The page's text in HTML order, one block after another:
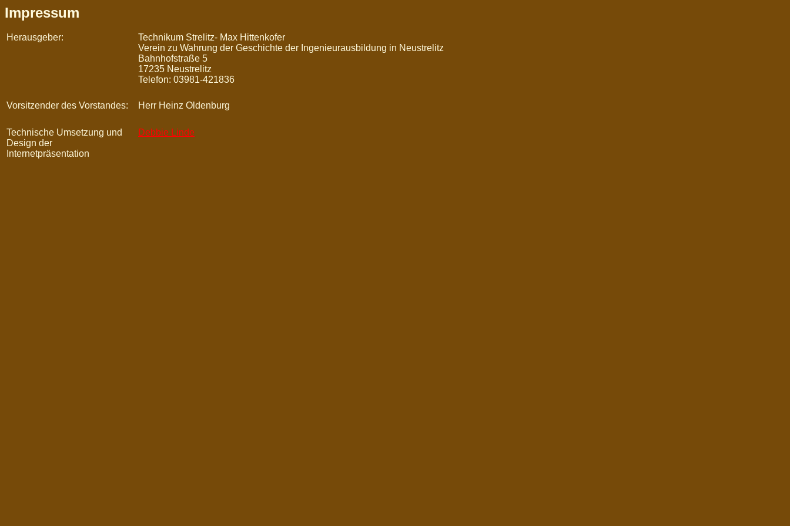
Impressum
Herausgeber:
Technikum Strelitz- Max Hittenkofer
Verein zu Wahrung der Geschichte der Ingenieurausbildung in Neustrelitz
Bahnhofstraße 5
17235 Neustrelitz
Telefon: 03981-421836
Vorsitzender des Vorstandes: Herr Heinz Oldenburg
Technische Umsetzung und
Design der
Internetpräsentation
Debbie Linde